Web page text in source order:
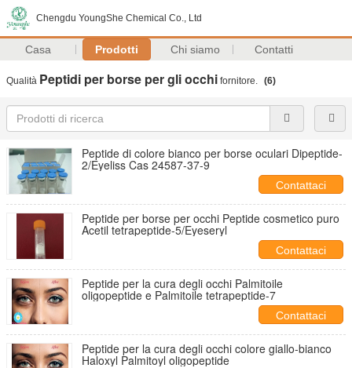
Chengdu YoungShe Chemical Co., Ltd
Casa Prodotti Chi siamo Contatti
Qualità Peptidi per borse per gli occhi fornitore. (6)
Peptide di colore bianco per borse oculari Dipeptide-
2/Eyeliss Cas 24587-37-9
Contattaci
Peptide per borse per occhi Peptide cosmetico puro
Acetil tetrapeptide-5/Eyeseryl
Contattaci
Peptide per la cura degli occhi Palmitoile
oligopeptide e Palmitoile tetrapeptide-7
Contattaci
Peptide per la cura degli occhi colore giallo-bianco
Haloxyl Palmitoyl oligopeptide